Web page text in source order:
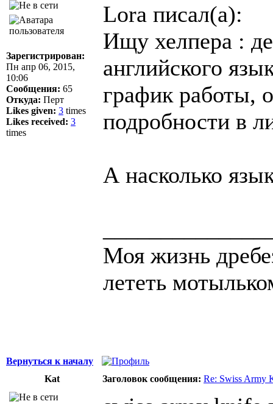
Зарегистрирован:
Пн апр 06, 2015,
10:06
Сообщения: 65
Откуда: Перт
Likes given: 3 times
Likes received: 3
times
Lora писал(а):
Ищу хелпера :
английского
график работы,
подробности в
А насколько
Моя жизнь
лететь
Вернуться к началу
Kat
Заголовок сообщения: Re: Swiss Army